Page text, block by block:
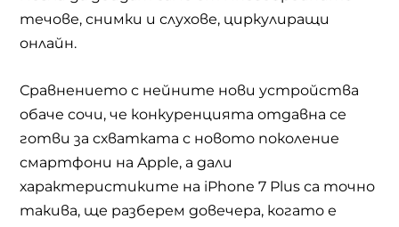
течове, снимки и слухове, циркулиращи
онлайн.
Сравнението с нейните нови устройства
обаче сочи, че конкуренцията отдавна се
готви за схватката с новото поколение
смартфони наApple,а дали
характеристиките на iPhone 7 Plusса точно
такива, ще разберем довечера, когато е